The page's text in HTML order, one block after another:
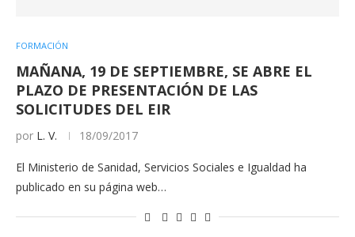
FORMACIÓN
MAÑANA, 19 DE SEPTIEMBRE, SE ABRE EL
PLAZO DE PRESENTACIÓN DE LAS
SOLICITUDES DEL EIR
por L. V. 18/09/2017
El Ministerio de Sanidad, Servicios Sociales e Igualdad ha
publicado en su página web…